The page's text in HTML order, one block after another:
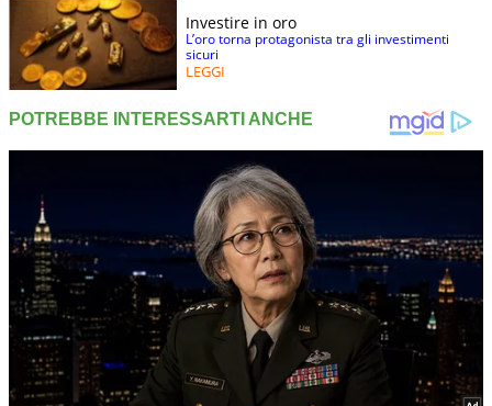
Investire in oro
L’oro torna protagonista tra gli investimenti
sicuri
LEGGI